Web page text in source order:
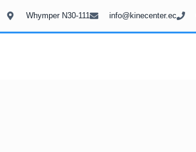
Whymper N30-111 info@kinecenter.ec